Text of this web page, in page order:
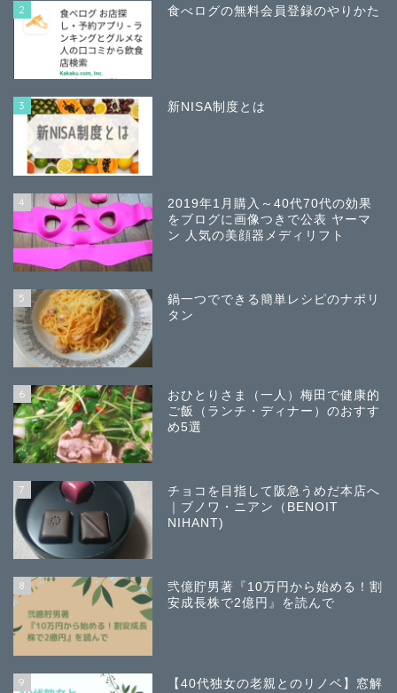
2 食べログの無料会員登録のやりかた
3 新NISA制度とは
4
2019年1月購入～40代70代の効果
をブログに画像つきで公表 ヤーマ
ン 人気の美顔器メディリフト
5
鍋一つでできる簡単レシピのナポリ
タン
6
おひとりさま（一人）梅田で健康的
ご飯（ランチ・ディナー）のおすす
め5選
7
チョコを目指して阪急うめだ本店へ
｜ブノワ・ニアン（BENOIT
NIHANT)
8
弐億貯男著『10万円から始める！割
安成長株で2億円』を読んで
9
【40代独女の老親とのリノベ】窓解